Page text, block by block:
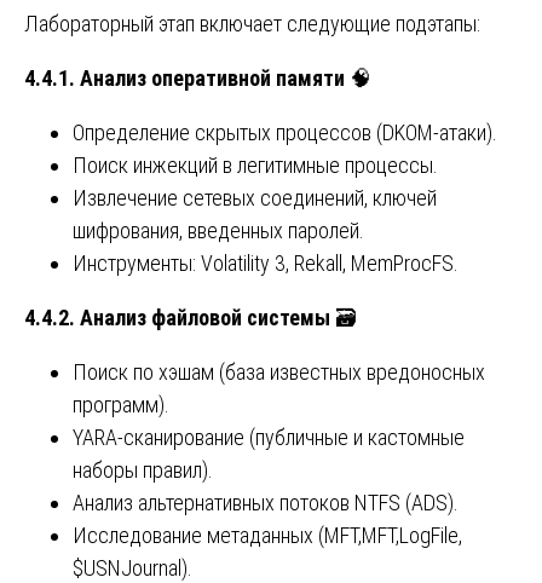
Лабораторный этап включает следующие подэтапы:
4.4.1. Анализ оперативной памяти 🧠
Определение скрытых процессов (DKOM-атаки).
Поиск инжекций в легитимные процессы.
Извлечение сетевых соединений, ключей
шифрования, введенных паролей.
Инструменты: Volatility 3, Rekall, MemProcFS.
4.4.2. Анализ файловой системы 🗃️
Поиск по хэшам (база известных вредоносных
программ).
YARA-сканирование (публичные и кастомные
наборы правил).
Анализ альтернативных потоков NTFS (ADS).
Исследование метаданных (MFT,MFT,LogFile,
$USNJournal).